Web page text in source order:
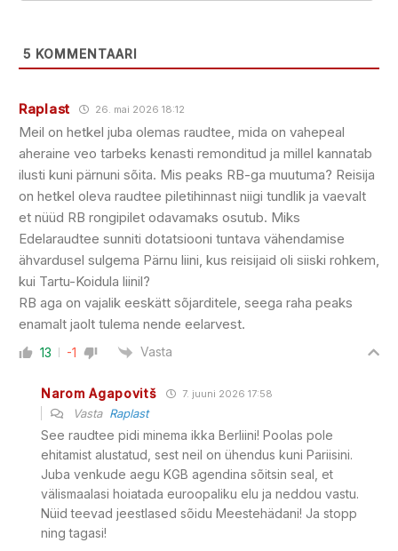
5 KOMMENTAARI
Raplast 26. mai 2026 18:12
Meil on hetkel juba olemas raudtee, mida on vahepeal
aheraine veo tarbeks kenasti remonditud ja millel kannatab
ilusti kuni pärnuni sõita. Mis peaks RB-ga muutuma? Reisija
on hetkel oleva raudtee piletihinnast niigi tundlik ja vaevalt
et nüüd RB rongipilet odavamaks osutub. Miks
Edelaraudtee sunniti dotatsiooni tuntava vähendamise
ähvardusel sulgema Pärnu liini, kus reisijaid oli siiski rohkem,
kui Tartu-Koidula liinil?
RB aga on vajalik eeskätt sõjarditele, seega raha peaks
enamalt jaolt tulema nende eelarvest.
13 -1 Vasta
Narom Agapovitš 7. juuni 2026 17:58
Vasta Raplast
See raudtee pidi minema ikka Berliini! Poolas pole
ehitamist alustatud, sest neil on ühendus kuni Pariisini.
Juba venkude aegu KGB agendina sõitsin seal, et
välismaalasi hoiatada euroopaliku elu ja neddou vastu.
Nüid teevad jeestlased sõidu Meestehädani! Ja stopp
ning tagasi!